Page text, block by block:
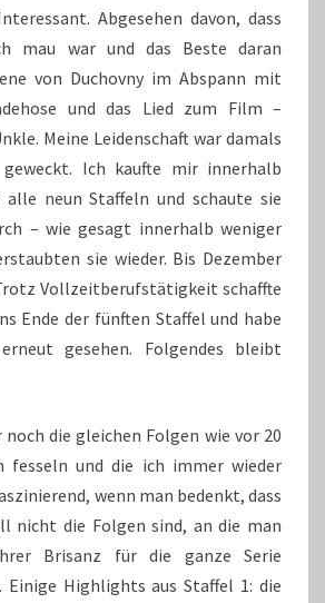
Abgesehen davon, dass
mau war und das Beste daran
von Duchovny im Abspann mit
und das Lied zum Film –
Meine Leidenschaft war damals
geweckt. Ich kaufte mir innerhalb
alle neun Staffeln und schaute sie
– wie gesagt innerhalb weniger
sie wieder. Bis Dezember
Vollzeitberufstätigkeit schaffte
Ende der fünften Staffel und habe
gesehen. Folgendes bleibt
noch die gleichen Folgen wie vor 20
fesseln und die ich immer wieder
wenn man bedenkt, dass
nicht die Folgen sind, an die man
Brisanz für die ganze Serie
Einige Highlights aus Staffel 1: die